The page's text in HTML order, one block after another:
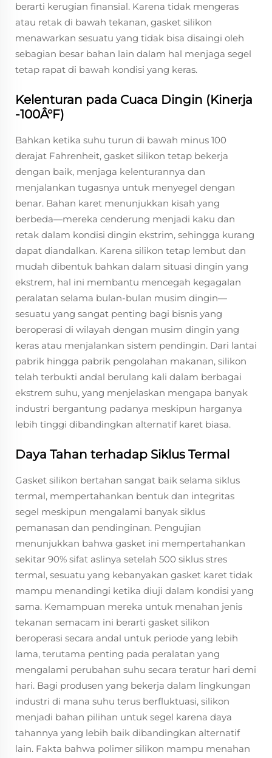
berarti kerugian finansial. Karena tidak mengeras
atau retak di bawah tekanan, gasket silikon
menawarkan sesuatu yang tidak bisa disaingi oleh
sebagian besar bahan lain dalam hal menjaga segel
tetap rapat di bawah kondisi yang keras.
Kelenturan pada Cuaca Dingin (Kinerja
-100Â°F)
Bahkan ketika suhu turun di bawah minus 100
derajat Fahrenheit, gasket silikon tetap bekerja
dengan baik, menjaga kelenturannya dan
menjalankan tugasnya untuk menyegel dengan
benar. Bahan karet menunjukkan kisah yang
berbeda—mereka cenderung menjadi kaku dan
retak dalam kondisi dingin ekstrim, sehingga kurang
dapat diandalkan. Karena silikon tetap lembut dan
mudah dibentuk bahkan dalam situasi dingin yang
ekstrem, hal ini membantu mencegah kegagalan
peralatan selama bulan-bulan musim dingin—
sesuatu yang sangat penting bagi bisnis yang
beroperasi di wilayah dengan musim dingin yang
keras atau menjalankan sistem pendingin. Dari lantai
pabrik hingga pabrik pengolahan makanan, silikon
telah terbukti andal berulang kali dalam berbagai
ekstrem suhu, yang menjelaskan mengapa banyak
industri bergantung padanya meskipun harganya
lebih tinggi dibandingkan alternatif karet biasa.
Daya Tahan terhadap Siklus Termal
Gasket silikon bertahan sangat baik selama siklus
termal, mempertahankan bentuk dan integritas
segel meskipun mengalami banyak siklus
pemanasan dan pendinginan. Pengujian
menunjukkan bahwa gasket ini mempertahankan
sekitar 90% sifat aslinya setelah 500 siklus stres
termal, sesuatu yang kebanyakan gasket karet tidak
mampu menandingi ketika diuji dalam kondisi yang
sama. Kemampuan mereka untuk menahan jenis
tekanan semacam ini berarti gasket silikon
beroperasi secara andal untuk periode yang lebih
lama, terutama penting pada peralatan yang
mengalami perubahan suhu secara teratur hari demi
hari. Bagi produsen yang bekerja dalam lingkungan
industri di mana suhu terus berfluktuasi, silikon
menjadi bahan pilihan untuk segel karena daya
tahannya yang lebih baik dibandingkan alternatif
lain. Fakta bahwa polimer silikon mampu menahan